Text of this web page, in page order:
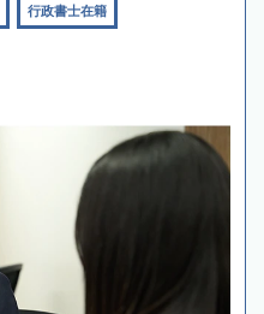
行政書士在籍